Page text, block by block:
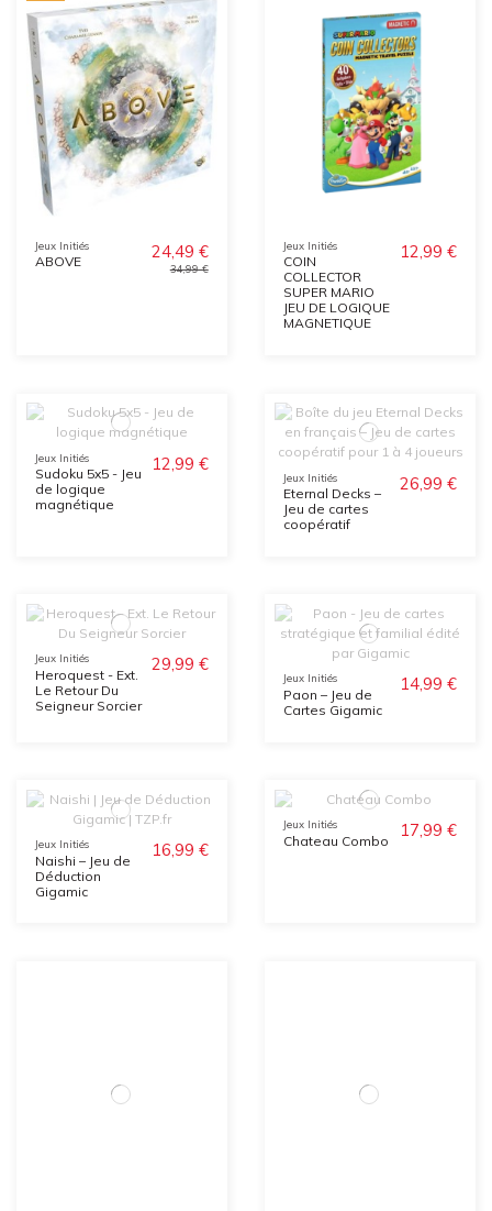
Jeux Initiés
ABOVE 24,49 €
34,99 €
Jeux Initiés
COIN
COLLECTOR
SUPER MARIO
JEU DE LOGIQUE
MAGNETIQUE
12,99 €
Jeux Initiés
Sudoku 5x5 - Jeu
de logique
magnétique
12,99 €
Jeux Initiés
Eternal Decks –
Jeu de cartes
coopératif
26,99 €
Jeux Initiés
Heroquest - Ext.
Le Retour Du
Seigneur Sorcier
29,99 €
Jeux Initiés
Paon – Jeu de
Cartes Gigamic
14,99 €
Jeux Initiés
Naishi – Jeu de
Déduction
Gigamic
16,99 €
Jeux Initiés
Chateau Combo 17,99 €